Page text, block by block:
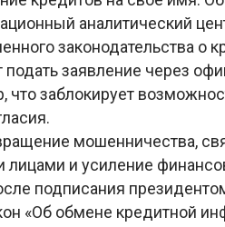
аналитический
законодательства о
заявление через
что заблокирует
мошенничества,
и усиление
подписания
«Об обмене кредитной